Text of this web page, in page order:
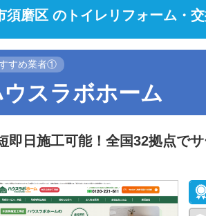
須磨区 のトイレリフォーム・
すめ業者①
スラボホーム
即日施工可能！全国32拠点で